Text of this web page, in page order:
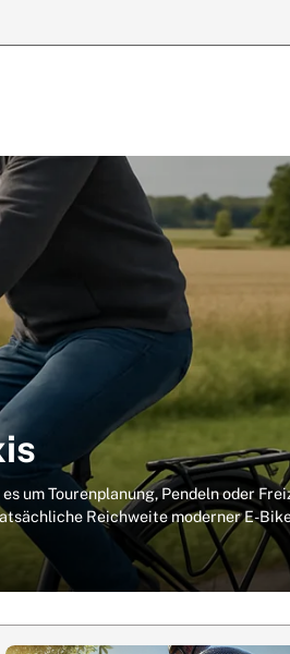
um Tourenplanung, Pendeln oder
Reichweite moderner E-